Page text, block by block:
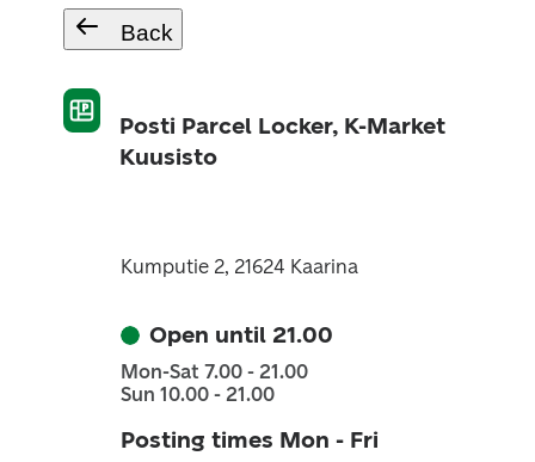
Back
Posti Parcel Locker, K-Market
Kuusisto
Kumputie 2, 21624 Kaarina
Open until 21.00
Mon-Sat 7.00 - 21.00
Sun 10.00 - 21.00
Posting times Mon - Fri